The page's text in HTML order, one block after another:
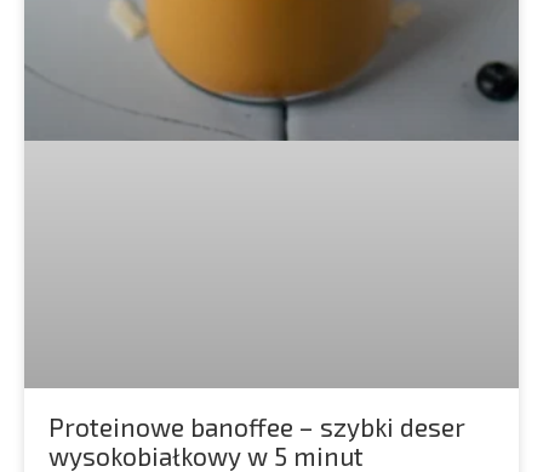
Proteinowe banoffee – szybki deser
wysokobiałkowy w 5 minut